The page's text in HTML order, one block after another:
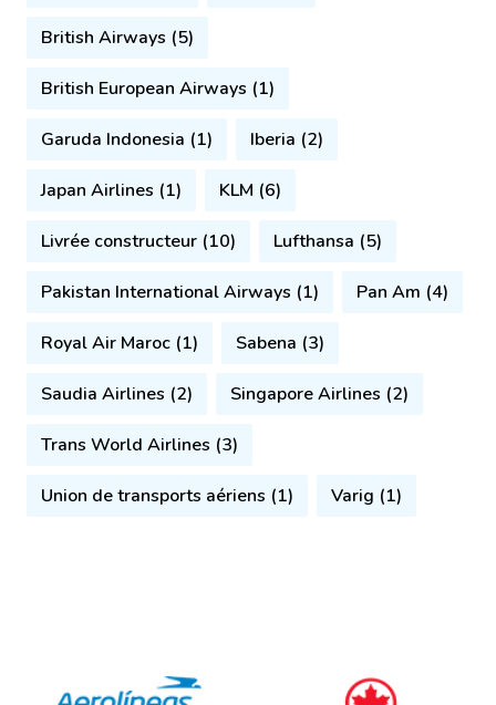
British Airways (5)
British European Airways (1)
Garuda Indonesia (1) Iberia (2)
Japan Airlines (1) KLM (6)
Livrée constructeur (10) Lufthansa (5)
Pakistan International Airways (1) Pan Am (4)
Royal Air Maroc (1) Sabena (3)
Saudia Airlines (2) Singapore Airlines (2)
Trans World Airlines (3)
Union de transports aériens (1) Varig (1)